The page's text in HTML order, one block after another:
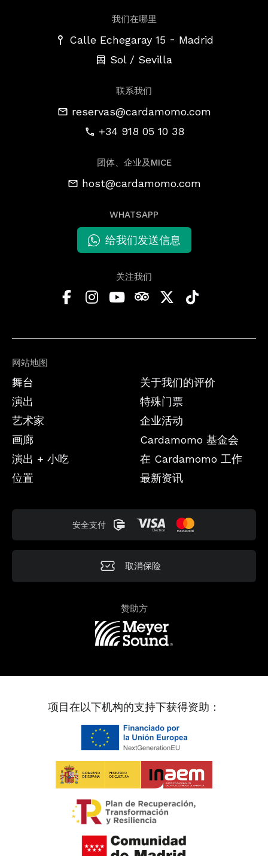
网站地图
舞台
演出
艺术家
画廊
演出 + 小吃
位置
关于我们的评价
特殊门票
企业活动
Cardamomo 基金会
在 Cardamomo 工作
最新资讯
我们在哪里
Calle Echegaray 15 - Madrid
Sol / Sevilla
联系我们
reservas@cardamomo.com
+34 918 05 10 38
团体、企业及MICE
host@cardamomo.com
WHATSAPP
给我们发送信息
关注我们
安全支付
取消保险
赞助方
项目在以下机构的支持下获得资助：